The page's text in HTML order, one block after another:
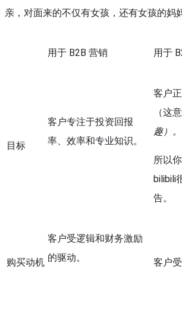
亲，对面来的不仅有女孩，还有女孩的妈
用于 B2B 营销 用于
目标
客户专注于投资回报
率、效率和专业知识。
客户
（这
趣）。
所以
bilibili
告。
购买动机
客户受逻辑和财务激励
的驱动。
客户